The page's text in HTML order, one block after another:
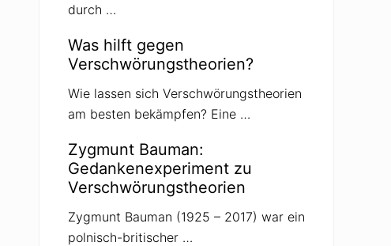
durch …
Was hilft gegen
Verschwörungstheorien?
Wie lassen sich Verschwörungstheorien
am besten bekämpfen? Eine …
Zygmunt Bauman:
Gedankenexperiment zu
Verschwörungstheorien
Zygmunt Bauman (1925 – 2017) war ein
polnisch-britischer …